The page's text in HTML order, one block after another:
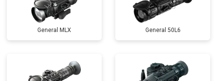
General MLX General 50L6